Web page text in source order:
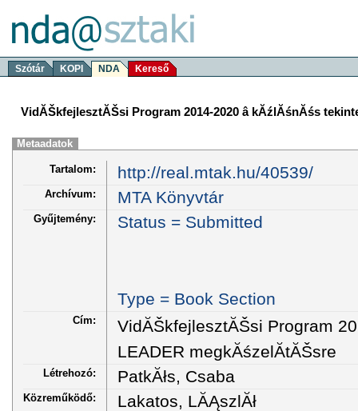
Szótár KOPI NDA Kereső
VidĂŠkfejlesztĂŠsi Program 2014-2020 â kĂźlĂśnĂśs
Metaadatok
Tartalom: http://real.mtak.hu/40539/
Archívum: MTA Könyvtár
Gyűjtemény: Status = Submitted
Type = Book Section
Cím:
VidĂŠkfejlesztĂŠsi Program
LEADER megkĂśzelĂ­tĂŠsre
Létrehozó: PatkĂłs, Csaba
Közreműködő: Lakatos, LĂĄszlĂł